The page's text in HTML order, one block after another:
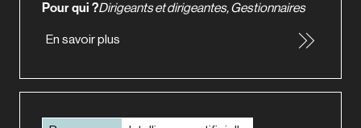
Pour qui ?Dirigeants et dirigeantes, Gestionnaires
En savoir plus